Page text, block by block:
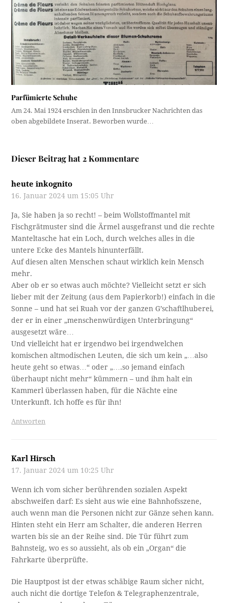
Parfümierte Schuhe
Am 24. Mai 1924 erschien in den Innsbrucker Nachrichten das
oben abgebildete Inserat. Beworben wurde…
Dieser Beitrag hat 2 Kommentare
heute inkognito
16. Januar 2024 um 15:05 Uhr
Ja, Sie haben ja so recht! – beim Wollstoffmantel mit
Fischgrätmuster sind die Ärmel ausgefranst und die rechte
Manteltasche hat ein Loch, durch welches alles in die
untere Ecke des Mantels hinunterfällt.
Auf diesen alten Menschen schaut wirklich kein Mensch
mehr.
Aber ob er so etwas auch möchte? Vielleicht setzt er sich
lieber mit der Zeitung (aus dem Papierkorb!) einfach in die
Sonne – und hat sei Ruah vor der ganzen G’schaftlhuberei,
der er in einer „menschenwürdigen Unterbringung“
ausgesetzt wäre…
Und vielleicht hat er irgendwo bei irgendwelchen
komischen altmodischen Leuten, die sich um kein „…also
heute geht so etwas…“ oder „….so jemand einfach
überhaupt nicht mehr“ kümmern – und ihm halt ein
Kammerl überlassen haben, für die Nächte eine
Unterkunft. Ich hoffe es für ihn!
Antworten
Karl Hirsch
17. Januar 2024 um 10:25 Uhr
Wenn ich vom sicher berührenden sozialen Aspekt
abschweifen darf: Es sieht aus wie eine Bahnhofsszene,
auch wenn man die Personen nicht zur Gänze sehen kann.
Hinten steht ein Herr am Schalter, die anderen Herren
warten bis sie an der Reihe sind. Die Tür führt zum
Bahnsteig, wo es so aussieht, als ob ein „Organ“ die
Fahrkarte überprüfte.
Die Hauptpost ist der etwas schäbige Raum sicher nicht,
auch nicht die dortige Telefon & Telegraphenzentrale,